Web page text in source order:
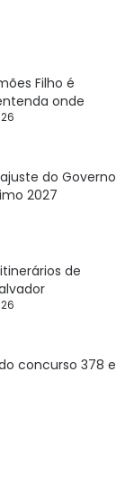
Filho é
onde
do Governo
2027
de
concurso 378 e